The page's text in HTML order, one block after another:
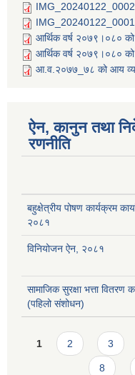
आर्थिक वर्ष २०७९।०८०
आर्थिक वर्ष २०७९।०८०
आ.व.२०७७_७८ को आय
ऐन, कानुन तथा
रणनीति
बहुक्षेत्रीय पोषण कार्यक्रम
२०८१
विनियोजन ऐन, २०८१
सामाजिक सुरक्षा भत्ता वितरण
(पहिलो संशोधन)
Pages
1 2 3
8